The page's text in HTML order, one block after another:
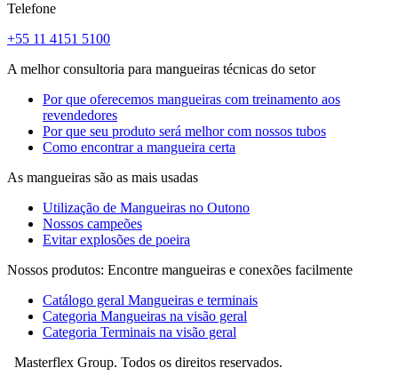
Telefone
+55 11 4151 5100
A melhor consultoria para mangueiras técnicas do setor
Por que oferecemos mangueiras com treinamento aos
revendedores
Por que seu produto será melhor com nossos tubos
Como encontrar a mangueira certa
As mangueiras são as mais usadas
Utilização de Mangueiras no Outono
Nossos campeões
Evitar explosões de poeira
Nossos produtos: Encontre mangueiras e conexões facilmente
Catálogo geral Mangueiras e terminais
Categoria Mangueiras na visão geral
Categoria Terminais na visão geral
Masterflex Group. Todos os direitos reservados.